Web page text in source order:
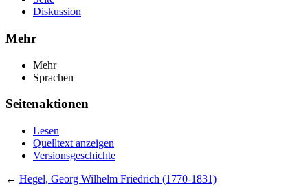
Diskussion
Mehr
Mehr
Sprachen
Seitenaktionen
Lesen
Quelltext anzeigen
Versionsgeschichte
← Hegel, Georg Wilhelm Friedrich (1770-1831)